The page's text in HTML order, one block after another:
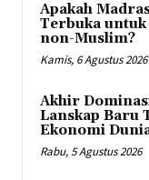
Apakah
Terbuka untuk
non-Muslim?
Kamis, 6 Agustus 2026
Akhir
Lanskap Baru
Ekonomi
Rabu, 5 Agustus 2026